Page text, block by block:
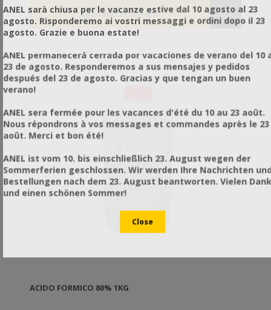
ACIDO FORMICO 80% 1KG
ANEL sarà chiusa per le vacanze estive dal 10 agosto al 23
agosto. Risponderemo ai vostri messaggi e ordini dopo il 23
agosto. Grazie e buona estate!
ANEL permanecerá cerrada por vacaciones de verano del 10
23 de agosto. Responderemos a sus mensajes y pedidos
después del 23 de agosto. Gracias y que tengan un buen
verano!
ANEL sera fermée pour les vacances d'été du 10 au 23 août.
Nous répondrons à vos messages et commandes après le 23
août. Merci et bon été!
ANEL ist vom 10. bis einschließlich 23. August wegen der
Sommerferien geschlossen. Wir werden Ihre Nachrichten
Bestellungen nach dem 23. August beantworten. Vielen Dank
und einen schönen Sommer!